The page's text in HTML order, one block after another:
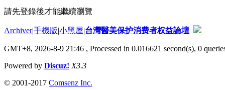
請先登錄後才能繼續瀏覽
Archiver|手機版|小黑屋|台灣醫美保护消费者权益論壇
GMT+8, 2026-8-9 21:46 , Processed in 0.016621 second(s), 0
Powered by Discuz! X3.3
© 2001-2017 Comsenz Inc.